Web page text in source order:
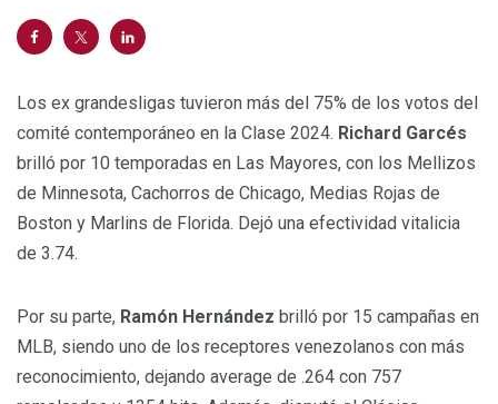
Los ex grandesligas tuvieron más del 75% de los votos del
comité contemporáneo en la Clase 2024. Richard Garcés
brilló por 10 temporadas en Las Mayores, con los Mellizos
de Minnesota, Cachorros de Chicago, Medias Rojas de
Boston y Marlins de Florida. Dejó una efectividad vitalicia
de 3.74.
Por su parte, Ramón Hernández brilló por 15 campañas en
MLB, siendo uno de los receptores venezolanos con más
reconocimiento, dejando average de .264 con 757